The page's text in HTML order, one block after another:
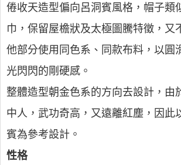
倦收天造型偏向呂洞賓風格，帽子類
巾，保留屋檐狀及太極圖騰特徵，又
他部分使用同色系、同款布料，以圓
光閃閃的剛硬感。
整體造型朝金色系的方向去設計，由
中人，武功奇高，又遠離紅塵，因此
賓為參考設計。
性格